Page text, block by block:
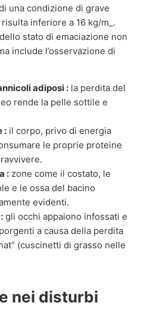
una condizione di grave
risulta inferiore a 16 kg/m_.
stato di emaciazione non
include l’osservazione di
adiposi : la perdita del
rende la pelle sottile e
: il corpo, privo di energia
le proprie proteine
: zone come il costato, le
e le ossa del bacino
evidenti.
gli occhi appaiono infossati e
a causa della perdita
(cuscinetti di grasso nelle
nei disturbi